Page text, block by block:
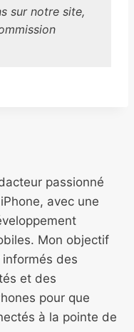
sur notre site,
passionné
avec une
Mon objectif
des
et des
pour que
à la pointe de